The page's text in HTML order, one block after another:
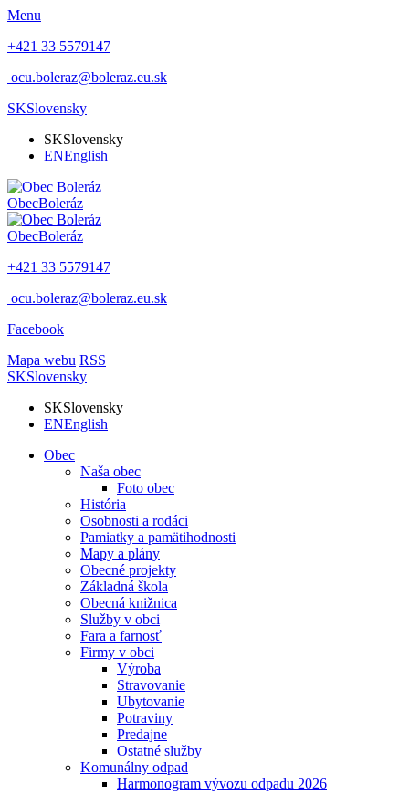
Menu
+421 33 5579147
ocu.boleraz@boleraz.eu.sk
SKSlovensky
SKSlovensky
ENEnglish
ObecBoleráz
ObecBoleráz
+421 33 5579147
ocu.boleraz@boleraz.eu.sk
Facebook
Mapa webu RSS
SKSlovensky
SKSlovensky
ENEnglish
Obec
Naša obec
Foto obec
História
Osobnosti a rodáci
Pamiatky a pamätihodnosti
Mapy a plány
Obecné projekty
Základná škola
Obecná knižnica
Služby v obci
Fara a farnosť
Firmy v obci
Výroba
Stravovanie
Ubytovanie
Potraviny
Predajne
Ostatné služby
Komunálny odpad
Harmonogram vývozu odpadu 2026